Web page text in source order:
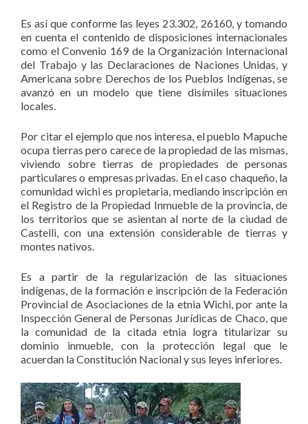
Es así que conforme las leyes 23.302, 26160, y tomando
en cuenta el contenido de disposiciones internacionales
como el Convenio 169 de la Organización Internacional
del Trabajo y las Declaraciones de Naciones Unidas, y
Americana sobre Derechos de los Pueblos Indígenas, se
avanzó en un modelo que tiene disímiles situaciones
locales.
Por citar el ejemplo que nos interesa, el pueblo Mapuche
ocupa tierras pero carece de la propiedad de las mismas,
viviendo sobre tierras de propiedades de personas
particulares o empresas privadas. En el caso chaqueño, la
comunidad wichi es propietaria, mediando inscripción en
el Registro de la Propiedad Inmueble de la provincia, de
los territorios que se asientan al norte de la ciudad de
Castelli, con una extensión considerable de tierras y
montes nativos.
Es a partir de la regularización de las situaciones
indígenas, de la formación e inscripción de la Federación
Provincial de Asociaciones de la etnia Wichi, por ante la
Inspección General de Personas Jurídicas de Chaco, que
la comunidad de la citada etnia logra titularizar su
dominio inmueble, con la protección legal que le
acuerdan la Constitución Nacional y sus leyes inferiores.